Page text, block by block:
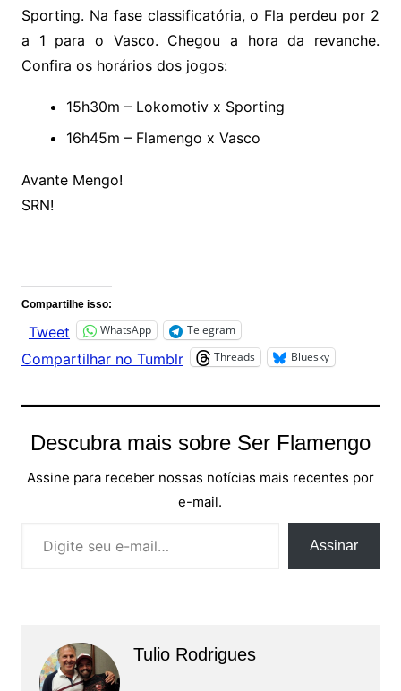
Sporting. Na fase classificatória, o Fla perdeu por 2
a 1 para o Vasco. Chegou a hora da revanche.
Confira os horários dos jogos:
15h30m – Lokomotiv x Sporting
16h45m – Flamengo x Vasco
Avante Mengo!
SRN!
Compartilhe isso:
Tweet WhatsApp Telegram
Compartilhar no Tumblr Threads Bluesky
Descubra mais sobre Ser Flamengo
Assine para receber nossas notícias mais recentes por
e-mail.
Assinar
Tulio Rodrigues